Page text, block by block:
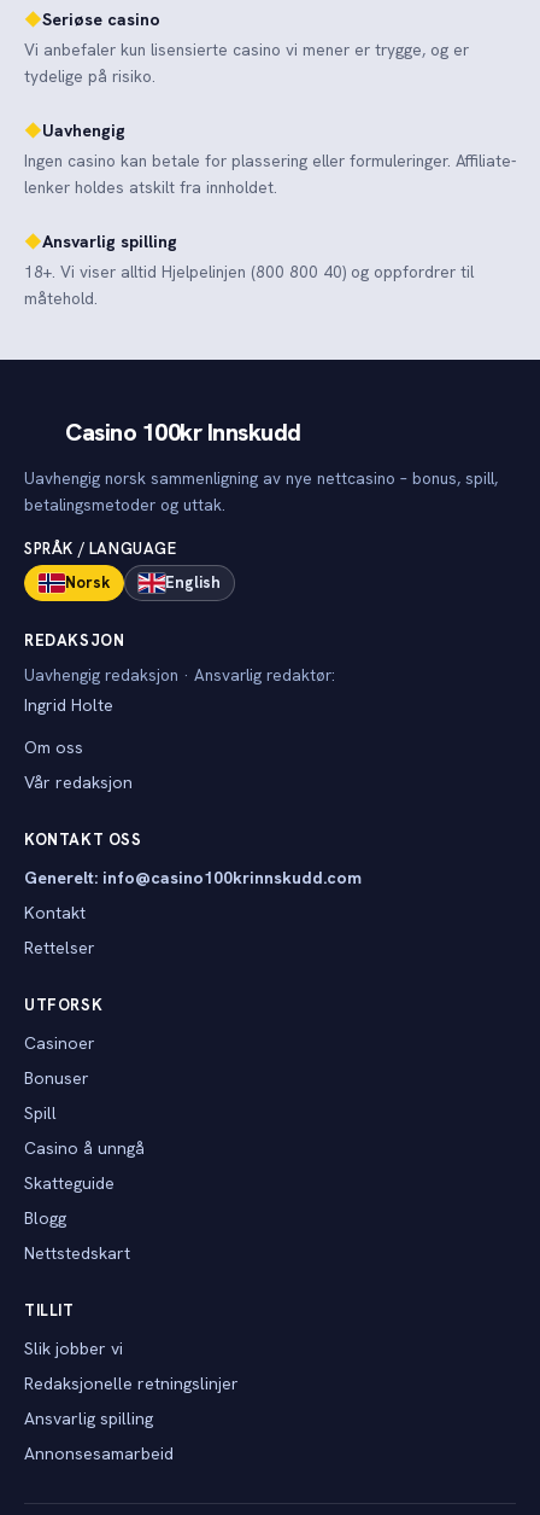
◆Seriøse casino
Vi anbefaler kun lisensierte casino vi mener er trygge, og er
tydelige på risiko.
◆Uavhengig
Ingen casino kan betale for plassering eller formuleringer. Affiliate-
lenker holdes atskilt fra innholdet.
◆Ansvarlig spilling
18+. Vi viser alltid Hjelpelinjen (800 800 40) og oppfordrer til
måtehold.
Casino 100kr Innskudd
Uavhengig norsk sammenligning av nye nettcasino – bonus, spill,
betalingsmetoder og uttak.
SPRÅK / LANGUAGE
Norsk
English
REDAKSJON
Uavhengig redaksjon · Ansvarlig redaktør:
Ingrid Holte
Om oss
Vår redaksjon
KONTAKT OSS
Generelt: info@casino100krinnskudd.com
Kontakt
Rettelser
UTFORSK
Casinoer
Bonuser
Spill
Casino å unngå
Skatteguide
Blogg
Nettstedskart
TILLIT
Slik jobber vi
Redaksjonelle retningslinjer
Ansvarlig spilling
Annonsesamarbeid